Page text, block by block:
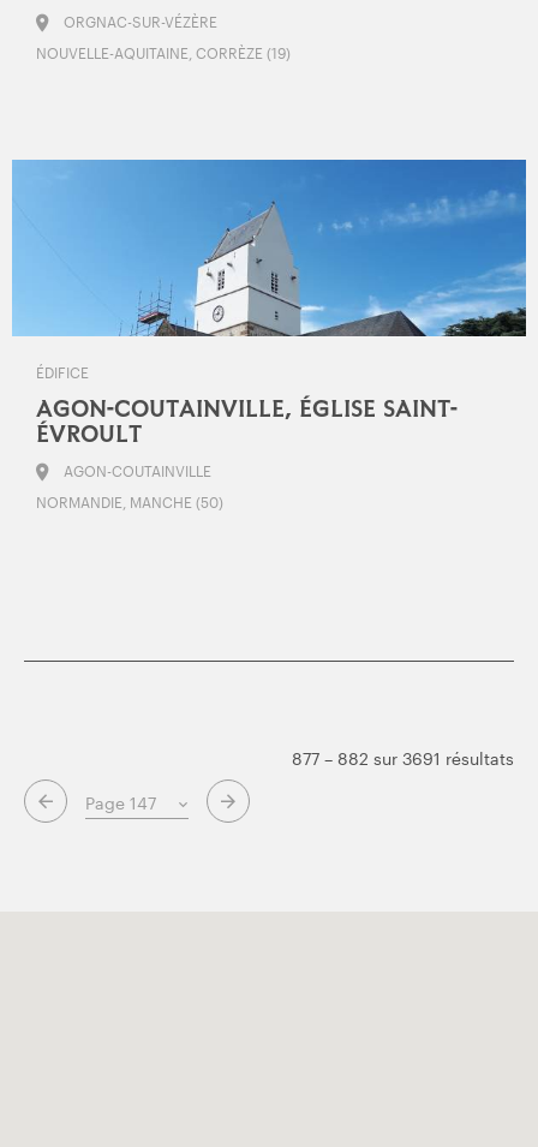
ORGNAC-SUR-VÉZÈRE
NOUVELLE-AQUITAINE, CORRÈZE (19)
ÉDIFICE
AGON-COUTAINVILLE, ÉGLISE SAINT-
ÉVROULT
AGON-COUTAINVILLE
NORMANDIE, MANCHE (50)
Page suivante
877 – 882 sur 3691 résultats